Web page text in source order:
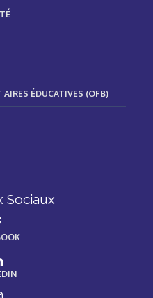
AIRES ÉDUCATIVES (OFB)
Sociaux